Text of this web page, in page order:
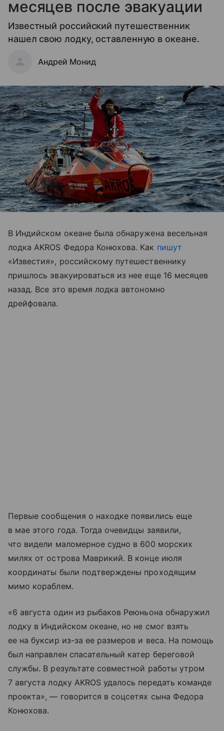
месяцев после эвакуации
Известный российский путешественник
нашел свою лодку, оставленную в океане.
Андрей Монид
В Индийском океане была обнаружена весельная
лодка AKROS Федора Конюхова. Как пишут
«Известия», российскому путешественнику
пришлось эвакуироваться из нее еще 16 месяцев
назад. Все это время лодка автономно
дрейфовала.
Первые сообщения о находке появились еще
в мае этого года. Тогда очевидцы заявили,
что видели маломерное судно в 600 морских
милях от острова Маврикий. В конце июля
координаты были подтверждены проходящим
мимо кораблем.
«6 августа один из рыбаков Реюньона обнаружил
лодку в Индийском океане, но не смог взять
ее на буксир из-за ее размеров и веса. На помощь
был направлен спасательный катер береговой
службы. В результате совместной работы утром
7 августа лодку AKROS удалось передать команде
проекта», — говорится в соцсетях сына Федора
Конюхова.